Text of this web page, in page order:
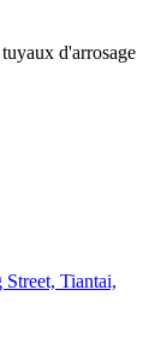
d'arrosage
Tiantai,